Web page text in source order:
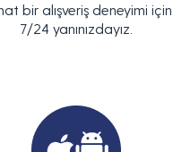
bir alışveriş deneyimi için
7/24 yanınızdayız.